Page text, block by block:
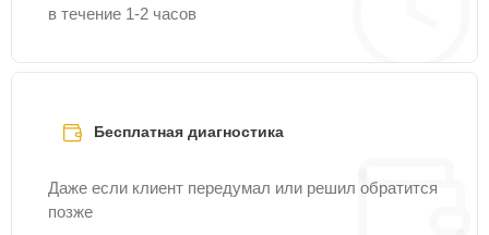
в течение 1-2 часов
Бесплатная диагностика
Даже если клиент передумал или решил обратится
позже